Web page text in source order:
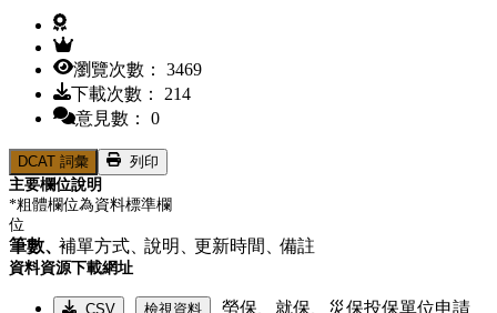
瀏覽次數： 3469
下載次數： 214
意見數： 0
DCAT 詞彙
列印
主要欄位說明
*粗體欄位為資料標準欄
位
筆數、補單方式、說明、更新時間、備註
資料資源下載網址
CSV 檢視資料
勞保、就保、災保投保單位申請